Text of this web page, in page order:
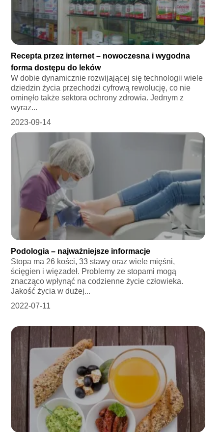
Recepta przez internet – nowoczesna i wygodna
forma dostępu do leków
W dobie dynamicznie rozwijającej się technologii wiele
dziedzin życia przechodzi cyfrową rewolucję, co nie
ominęło także sektora ochrony zdrowia. Jednym z
wyraz...
2023-09-14
Podologia – najważniejsze informacje
Stopa ma 26 kości, 33 stawy oraz wiele mięśni,
ścięgien i więzadeł. Problemy ze stopami mogą
znacząco wpłynąć na codzienne życie człowieka.
Jakość życia w dużej...
2022-07-11